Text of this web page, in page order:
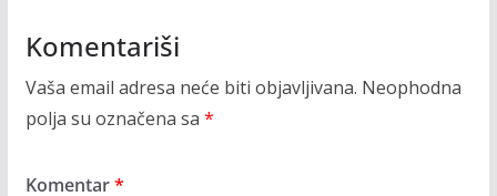
Komentariši
Vaša email adresa neće biti objavljivana. Neophodna
polja su označena sa *
Komentar*